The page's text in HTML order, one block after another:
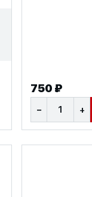
750 ₽
− +